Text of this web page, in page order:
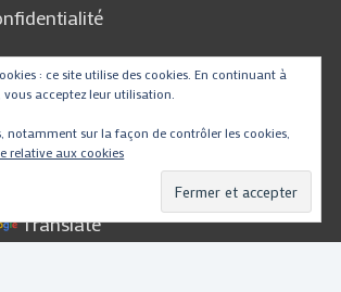
Translate
: ce site utilise des cookies. En continuant à
acceptez leur utilisation.
notamment sur la façon de contrôler les cookies,
relative aux cookies